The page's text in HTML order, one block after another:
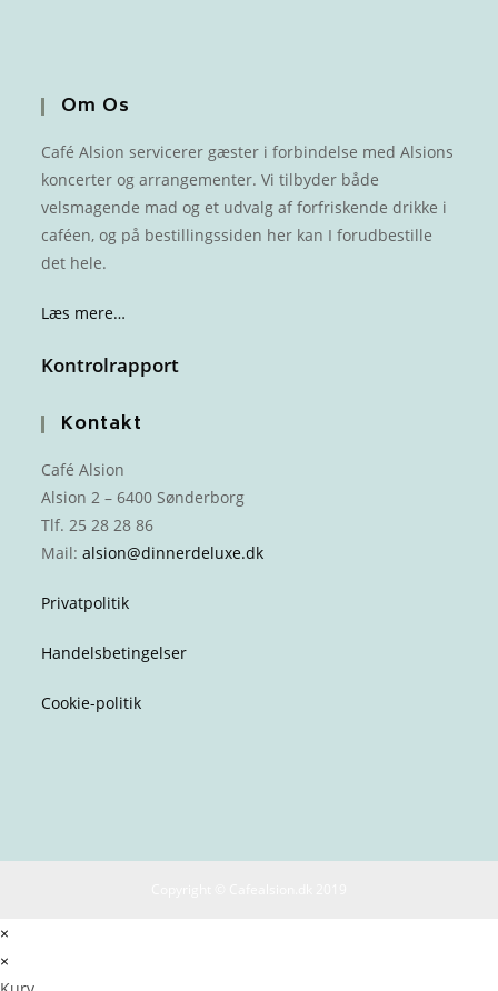
Om Os
Café Alsion servicerer gæster i forbindelse med Alsions
koncerter og arrangementer. Vi tilbyder både
velsmagende mad og et udvalg af forfriskende drikke i
caféen, og på bestillingssiden her kan I forudbestille
det hele.
Læs mere…
Kontrolrapport
Kontakt
Café Alsion
Alsion 2 – 6400 Sønderborg
Tlf. 25 28 28 86
Mail:alsion@dinnerdeluxe.dk
Privatpolitik
Handelsbetingelser
Cookie-politik
×
×